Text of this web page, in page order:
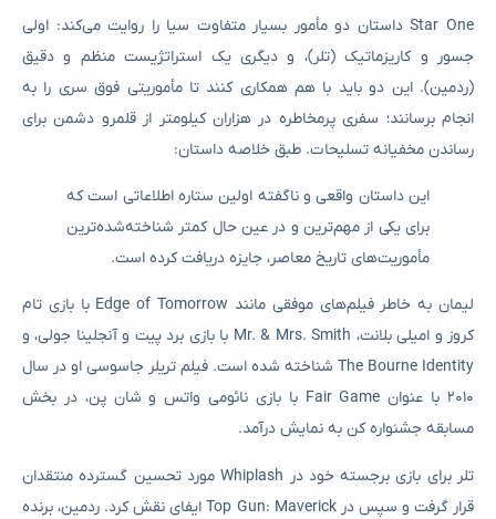
Star One داستان دو مأمور بسیار متفاوت سیا را روایت می‌کند: اولی
جسور و کاریزماتیک (تلر)، و دیگری یک استراتژیست منظم و دقیق
(ردمین). این دو باید با هم همکاری کنند تا مأموریتی فوق سری را به
انجام برسانند؛ سفری پرمخاطره در هزاران کیلومتر از قلمرو دشمن برای
رساندن مخفیانه تسلیحات. طبق خلاصه داستان:
این داستان واقعی و ناگفته اولین ستاره اطلاعاتی است که
برای یکی از مهم‌ترین و در عین حال کمتر شناخته‌شده‌ترین
مأموریت‌های تاریخ معاصر، جایزه دریافت کرده است.
لیمان به خاطر فیلم‌های موفقی مانند Edge of Tomorrow با بازی تام
کروز و امیلی بلانت، Mr. & Mrs. Smith با بازی برد پیت و آنجلینا جولی، و
The Bourne Identity شناخته شده است. فیلم تریلر جاسوسی او در سال
۲۰۱۰ با عنوان Fair Game با بازی نائومی واتس و شان پن، در بخش
مسابقه جشنواره کن به نمایش درآمد.
تلر برای بازی برجسته خود در Whiplash مورد تحسین گسترده منتقدان
قرار گرفت و سپس در Top Gun: Maverick ایفای نقش کرد. ردمین، برنده